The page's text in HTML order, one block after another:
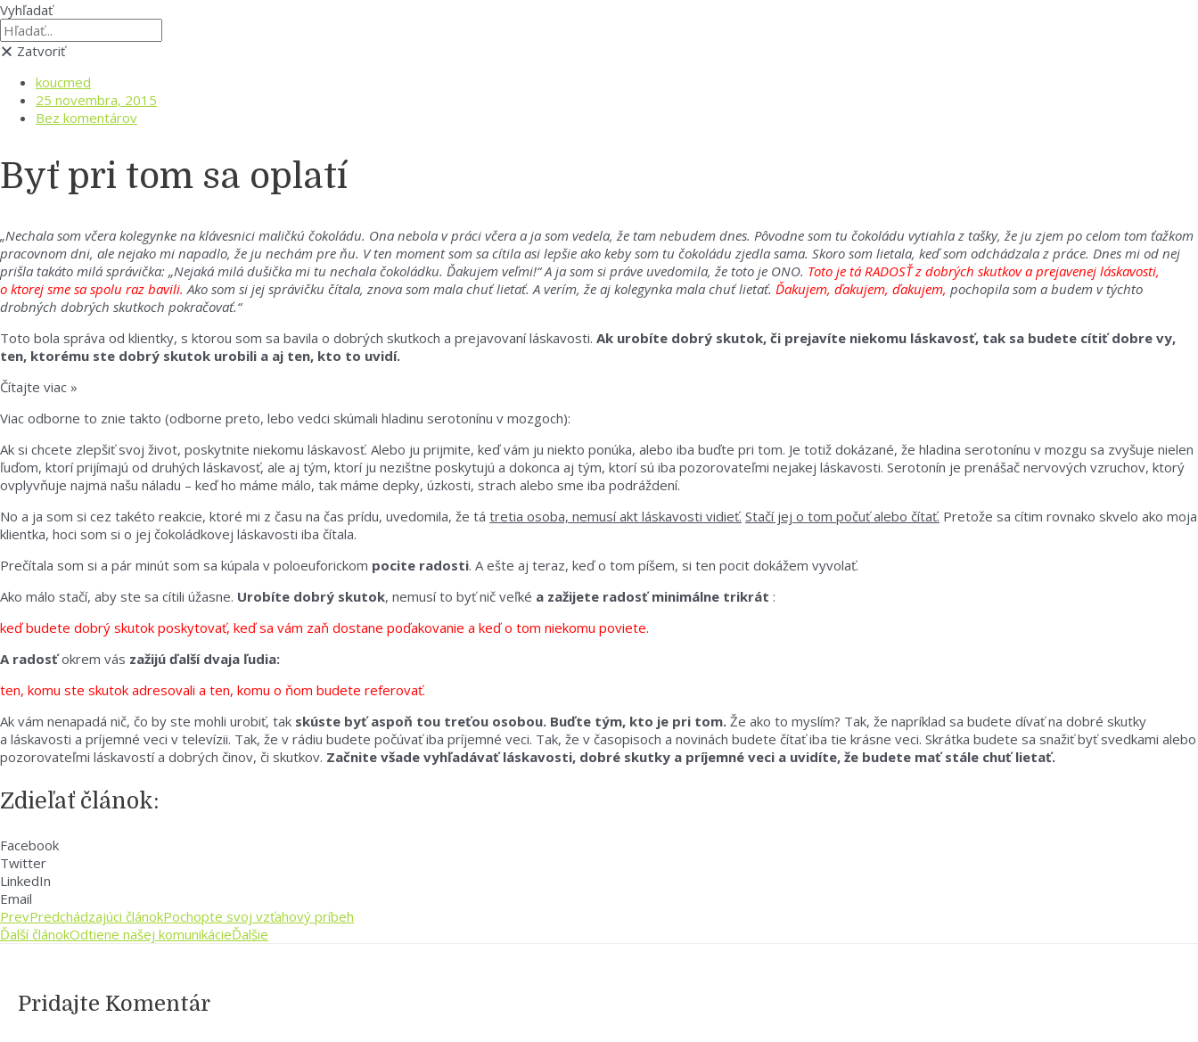
Vyhľadať
Zatvoriť
koucmed
25 novembra, 2015
Bez komentárov
Byť pri tom sa oplatí
„Nechala som včera kolegynke na klávesnici maličkú čokoládu. Ona nebola v práci včera a ja som vedela, že tam nebudem dnes. Pôvodne som tu čokoládu vytiahla z tašky, že ju zjem po celom tom ťažkom
pracovnom dni, ale nejako mi napadlo, že ju nechám pre ňu. V ten moment som sa cítila asi lepšie ako keby som tu čokoládu zjedla sama. Skoro som lietala, keď som odchádzala z práce. Dnes mi od nej
prišla takáto milá správička: „Nejaká milá dušička mi tu nechala čokoládku. Ďakujem veľmi!“ A ja som si práve uvedomila, že toto je ONO. Toto je tá RADOSŤ z dobrých skutkov a prejavenej láskavosti,
o ktorej sme sa spolu raz bavili. Ako som si jej správičku čítala, znova som mala chuť lietať. A verím, že aj kolegynka mala chuť lietať. Ďakujem, ďakujem, ďakujem, pochopila som a budem v týchto
drobných dobrých skutkoch pokračovať.“
Toto bola správa od klientky, s ktorou som sa bavila o dobrých skutkoch a prejavovaní láskavosti. Ak urobíte dobrý skutok, či prejavíte niekomu láskavosť, tak sa budete cítiť dobre vy,
ten, ktorému ste dobrý skutok urobili a aj ten, kto to uvidí.
Čítajte viac »
Viac odborne to znie takto (odborne preto, lebo vedci skúmali hladinu serotonínu v mozgoch):
Ak si chcete zlepšiť svoj život, poskytnite niekomu láskavosť. Alebo ju prijmite, keď vám ju niekto ponúka, alebo iba buďte pri tom. Je totiž dokázané, že hladina serotonínu v mozgu sa zvyšuje nielen
ľuďom, ktorí prijímajú od druhých láskavosť, ale aj tým, ktorí ju nezištne poskytujú a dokonca aj tým, ktorí sú iba pozorovateľmi nejakej láskavosti. Serotonín je prenášač nervových vzruchov, ktorý
ovplyvňuje najmä našu náladu – keď ho máme málo, tak máme depky, úzkosti, strach alebo sme iba podráždení.
No a ja som si cez takéto reakcie, ktoré mi z času na čas prídu, uvedomila, že tá tretia osoba, nemusí akt láskavosti vidieť. Stačí jej o tom počuť alebo čítať. Pretože sa cítim rovnako skvelo ako moja
klientka, hoci som si o jej čokoládkovej láskavosti iba čítala.
Prečítala som si a pár minút som sa kúpala v poloeuforickom pocite radosti. A ešte aj teraz, keď o tom píšem, si ten pocit dokážem vyvolať.
Ako málo stačí, aby ste sa cítili úžasne. Urobíte dobrý skutok, nemusí to byť nič veľké a zažijete radosť minimálne trikrát :
keď budete dobrý skutok poskytovať, keď sa vám zaň dostane poďakovanie a keď o tom niekomu poviete.
A radosťokrem vás zažijú ďalší dvaja ľudia:
ten, komu ste skutok adresovali a ten, komu o ňom budete referovať.
Ak vám nenapadá nič, čo by ste mohli urobiť, tak skúste byť aspoň tou treťou osobou. Buďte tým, kto je pri tom. Že ako to myslím? Tak, že napríklad sa budete dívať na dobré skutky
a láskavosti a príjemné veci v televízii. Tak, že v rádiu budete počúvať iba príjemné veci. Tak, že v časopisoch a novinách budete čítať iba tie krásne veci. Skrátka budete sa snažiť byť svedkami alebo
pozorovateľmi láskavostí a dobrých činov, či skutkov. Začnite všade vyhľadávať láskavosti, dobré skutky a príjemné veci a uvidíte, že budete mať stále chuť lietať.
Zdieľať článok:
Facebook
Twitter
LinkedIn
Email
PrevPredchádzajúci článokPochopte svoj vzťahový príbeh
Ďalší článokOdtiene našej komunikácieĎalšie
Pridajte Komentár